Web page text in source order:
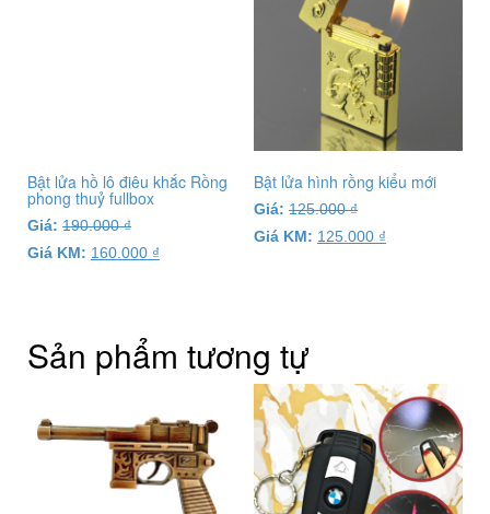
Bật lửa hồ lô điêu khắc Rồng
phong thuỷ fullbox
Giá: 190.000₫
Giá KM: 160.000 ₫
Bật lửa hình rồng kiểu mới
Giá: 125.000₫
Giá KM: 125.000 ₫
Sản phẩm tương tự